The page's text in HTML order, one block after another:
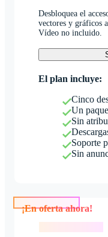
Desbloquea el
vectores y gráficos
Vídeo no incluido.
El plan incluye:
Cinco
Un
Sin
Soporte
Sin